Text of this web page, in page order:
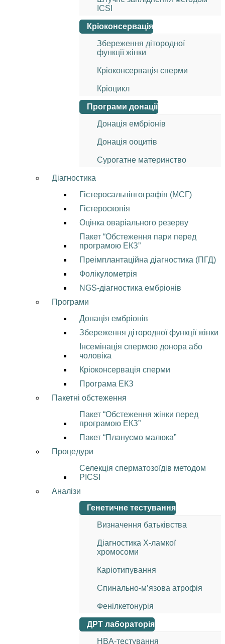
ICSI
Кріоконсервація
Збереження дітородної
функції жінки
Кріоконсервація сперми
Кріоцикл
Програми донації
Донація ембріонів
Донація ооцитів
Сурогатне материнство
Діагностика
Гістеросальпінгографія (МСГ)
Гістероскопія
Оцінка оваріального резерву
Пакет “Обстеження пари перед
програмою ЕКЗ”
Преімплантаційна діагностика (ПГД)
Фолікулометрія
NGS-діагностика ембріонів
Програми
Донація ембріонів
Збереження дітородної функції жінки
Інсемінація спермою донора або
чоловіка
Кріоконсервація сперми
Програма ЕКЗ
Пакетні обстеження
Пакет “Обстеження жінки перед
програмою ЕКЗ”
Пакет “Плануємо малюка”
Процедури
Селекція сперматозоїдів методом
PICSI
Аналізи
Генетичне тестування
Визначення батьківства
Діагностика Х-ламкої
хромосоми
Каріотипування
Спинально-м’язова атрофія
Фенілкетонурія
ДРТ лабораторія
HBA-тестування